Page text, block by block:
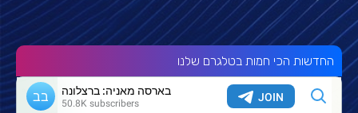
החדשות הכי חמות בטלגרם שלנו